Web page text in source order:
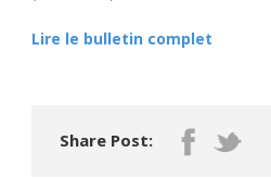
Lire le bulletin complet
Share Post: